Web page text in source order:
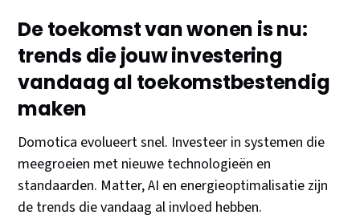
De toekomst van wonen is nu:
trends die jouw investering
vandaag al toekomstbestendig
maken
Domotica evolueert snel. Investeer in systemen die
meegroeien met nieuwe technologieën en
standaarden. Matter, AI en energieoptimalisatie zijn
de trends die vandaag al invloed hebben.